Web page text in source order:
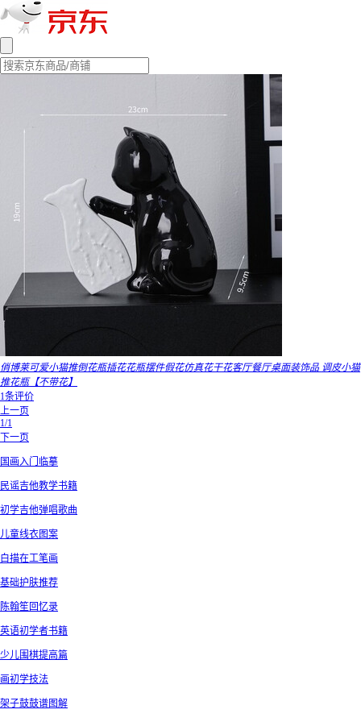
俏博莱可爱小猫推倒花瓶插花花瓶摆件假花仿真花干花客厅餐厅桌面装饰品 调皮小猫
推花瓶【不带花】
1条评价
上一页
1/1
下一页
国画入门临摹
民谣吉他教学书籍
初学吉他弹唱歌曲
儿童线衣图案
白描在工笔画
基础护肤推荐
陈翰笙回忆录
英语初学者书籍
少儿围棋提高篇
画初学技法
架子鼓鼓谱图解